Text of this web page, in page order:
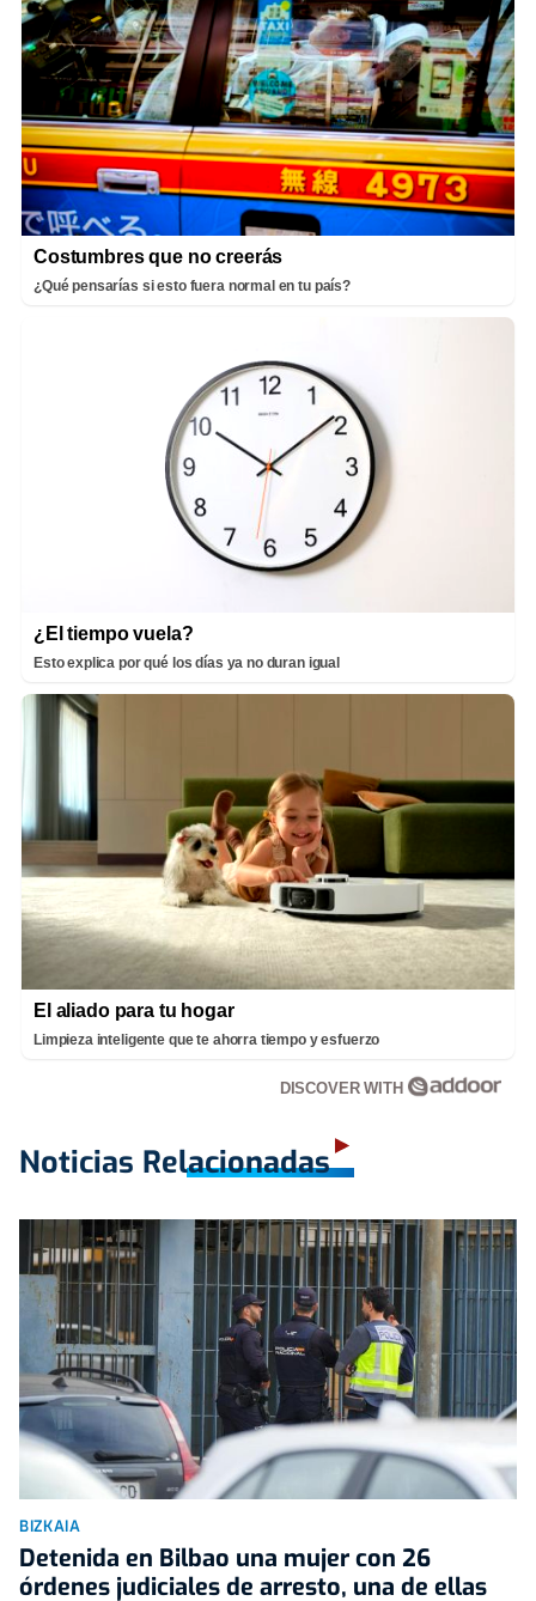
Costumbres que no creerás
¿Qué pensarías si esto fuera normal en tu país?
¿El tiempo vuela?
Esto explica por qué los días ya no duran igual
El aliado para tu hogar
Limpieza inteligente que te ahorra tiempo y esfuerzo
DISCOVER WITH
Noticias Relacionadas
BIZKAIA
Detenida en Bilbao una mujer con 26
órdenes judiciales de arresto, una de ellas